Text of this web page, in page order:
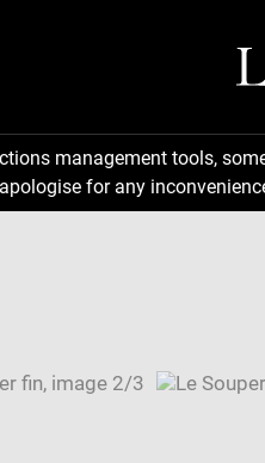
management tools,
for any